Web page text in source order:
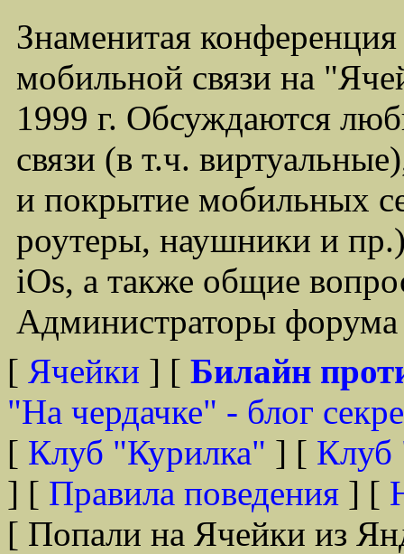
Знаменитая
мобильной связи на
1999 г. Обсуждаются
связи (в т.ч.
и покрытие мобильных
роутеры, наушники и
iOs, а также общие
Администраторы
[ Ячейки ] [ Билайн
"На чердачке" - блог
[ Клуб "Курилка" ] [ Клуб
] [ Правила поведения ] [
[ Попали на Ячейки из